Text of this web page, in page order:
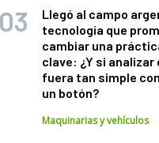
Llegó al campo
tecnología que
cambiar una
clave: ¿Y si analizar
fuera tan simple
un botón?
Maquinarias y vehículos